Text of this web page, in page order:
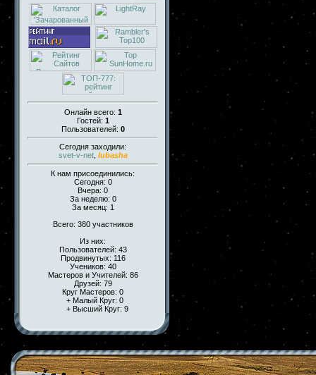
Онлайн всего: 1
Гостей: 1
Пользователей: 0
Сегодня заходили:
svet-v-net, lubasha
К нам присоединились:
Сегодня: 0
Вчера: 0
За неделю: 0
За месяц: 1
Всего: 380 участников
Из них:
Пользователей: 43
Продвинутых: 116
Учеников: 40
Мастеров и Учителей: 86
Друзей: 79
Круг Мастеров: 0
+ Малый Круг: 0
+ Высший Круг: 9